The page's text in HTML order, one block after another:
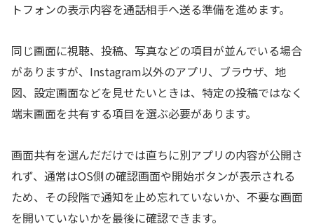
トフォンの表示内容を通話相手へ送る準備を進めます。
同じ画面に視聴、投稿、写真などの項目が並んでいる場合
がありますが、Instagram以外のアプリ、ブラウザ、地
図、設定画面などを見せたいときは、特定の投稿ではなく
端末画面を共有する項目を選ぶ必要があります。
画面共有を選んだだけでは直ちに別アプリの内容が公開さ
れず、通常はOS側の確認画面や開始ボタンが表示される
ため、その段階で通知を止め忘れていないか、不要な画面
を開いていないかを最後に確認できます。